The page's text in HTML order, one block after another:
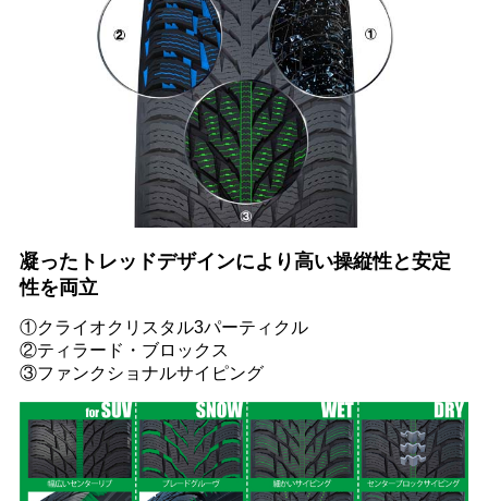
凝ったトレッドデザインにより高い操縦性と安定
性を両立
①クライオクリスタル3パーティクル
②ティラード・ブロックス
③ファンクショナルサイピング